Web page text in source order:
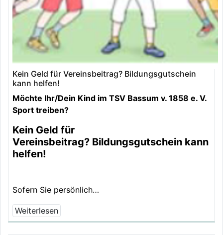
Kein Geld für Vereinsbeitrag? Bildungsgutschein
kann helfen!
Möchte Ihr/Dein Kind im TSV Bassum v. 1858 e. V.
Sport treiben?
Kein Geld für
Vereinsbeitrag? Bildungsgutschein kann
helfen!
Sofern Sie persönlich…
Weiterlesen